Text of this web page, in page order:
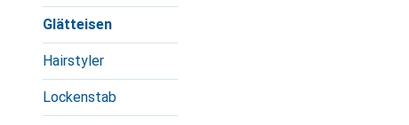
Glätteisen
Hairstyler
Lockenstab